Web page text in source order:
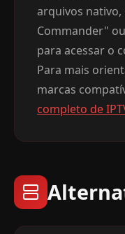
arquivos
Commander"
para acessar o
Para mais
marcas
completo de